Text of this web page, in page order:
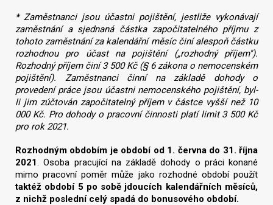
* Zaměstnanci jsou účastni pojištění, jestliže vykonávají
zaměstnání a sjednaná částka započitatelného příjmu z
tohoto zaměstnání za kalendářní měsíc činí alespoň částku
rozhodnou pro účast na pojištění („rozhodný příjem").
Rozhodný příjem činí 3 500 Kč (§ 6 zákona o nemocenském
pojištění). Zaměstnanci činní na základě dohody o
provedení práce jsou účastni nemocenského pojištění, byl-
li jim zúčtován započitatelný příjem v částce vyšší než 10
000 Kč. Pro dohody o pracovní činnosti platí limit 3 500 Kč
pro rok 2021.
Rozhodným obdobím je období od 1. června do 31. října
2021. Osoba pracující na základě dohody o práci konané
mimo pracovní poměr může jako rozhodné období použít
taktéž období 5 po sobě jdoucích kalendářních měsíců,
z nichž poslední celý spadá do bonusového období.